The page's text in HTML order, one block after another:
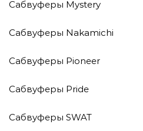
Сабвуферы Mystery
Сабвуферы Nakamichi
Сабвуферы Pioneer
Сабвуферы Pride
Сабвуферы SWAT